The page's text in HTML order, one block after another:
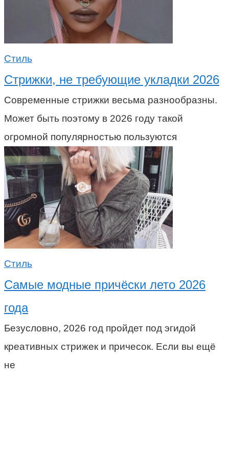
Стиль
Стрижки, не требующие укладки 2026
Современные стрижки весьма разнообразны.
Может быть поэтому в 2026 году такой
огромной популярностью пользуются
Стиль
Самые модные причёски лето 2026
года
Безусловно, 2026 год пройдет под эгидой
креативных стрижек и причесок. Если вы ещё
не